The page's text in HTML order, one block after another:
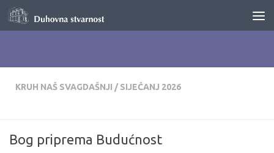
Skip to content
KRUH NAŠ SVAGDAŠNJI / SIJEČANJ 2026
Bog priprema Budućnost